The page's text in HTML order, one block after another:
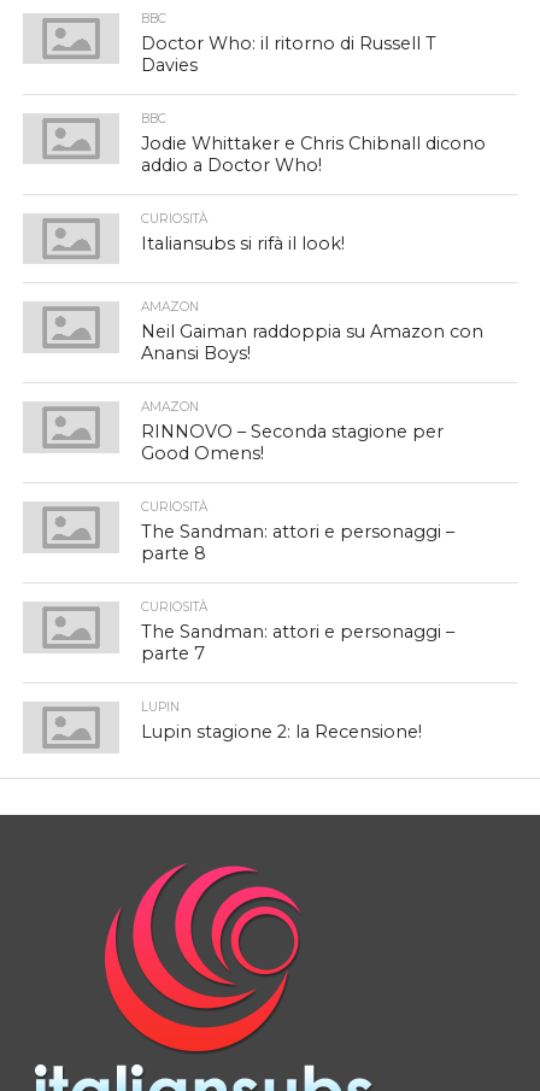
BBC
Doctor Who: il ritorno di Russell T
Davies
BBC
Jodie Whittaker e Chris Chibnall dicono
addio a Doctor Who!
CURIOSITÀ
Italiansubs si rifà il look!
AMAZON
Neil Gaiman raddoppia su Amazon con
Anansi Boys!
AMAZON
RINNOVO – Seconda stagione per
Good Omens!
CURIOSITÀ
The Sandman: attori e personaggi –
parte 8
CURIOSITÀ
The Sandman: attori e personaggi –
parte 7
LUPIN
Lupin stagione 2: la Recensione!